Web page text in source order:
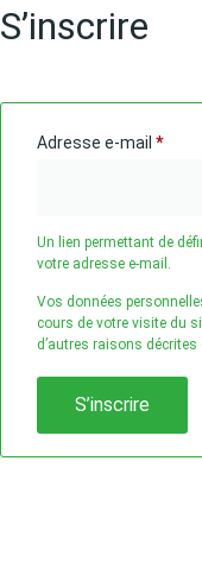
S’inscrire
Adresse e-mail *
Un lien permettant de
votre adresse e-mail.
Vos données
cours de votre visite du
d’autres raisons
S’inscrire